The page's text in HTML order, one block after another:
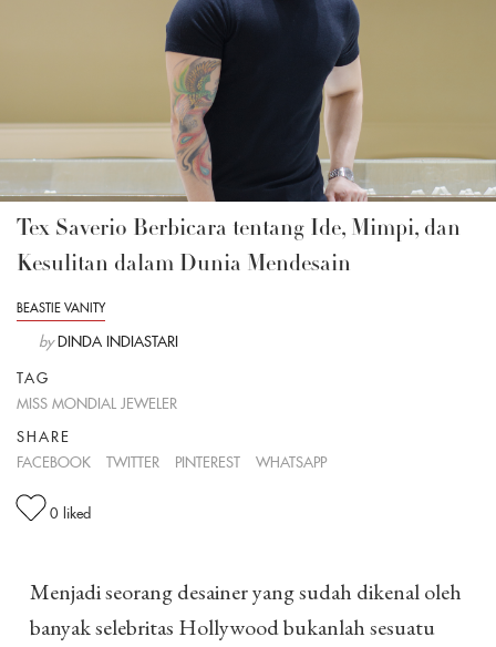
Tex Saverio Berbicara tentang Ide, Mimpi, dan
Kesulitan dalam Dunia Mendesain
BEASTIE VANITY
by DINDA INDIASTARI
TAG
MISS MONDIAL JEWELER
SHARE
FACEBOOK
TWITTER PINTEREST WHATSAPP
0 liked
Menjadi seorang desainer yang sudah dikenal oleh
banyak selebritas Hollywood bukanlah sesuatu